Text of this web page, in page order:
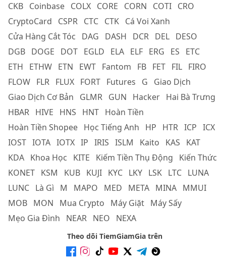
CKB Coinbase COLX CORE CORN COTI CRO
CryptoCard
CSPR CTC CTK Cá Voi Xanh
Cửa Hàng Cắt Tóc
DAG DASH DCR DEL DESO
DGB DOGE DOT EGLD ELA ELF ERG ES
ETC
ETH
ETHW ETN EWT Fantom FB FET FIL FIRO
FLOW FLR FLUX FORT Futures G
Giao Dịch
Giao Dịch Cơ Bản
GLMR GUN Hacker Hai Bà Trưng
HBAR HIVE HNS HNT Hoàn Tiền
Hoàn Tiền Shopee Học Tiếng Anh HP HTR ICP ICX
IOST IOTA IOTX IP IRIS ISLM Kaito KAS
KAT
KDA Khoa Học KITE Kiếm Tiền Thụ Động
Kiến Thức
KONET KSM KUB KUJI KYC LKY LSK LTC LUNA
LUNC Là Gì M MAPO MED META MINA MMUI
MOB MON Mua Crypto Máy Giặt Máy Sấy
Mẹo Gia Đình
NEAR NEO NEXA
Theo dõi TiemGiamGia trên